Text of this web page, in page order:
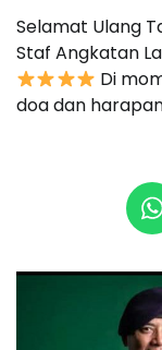
Selamat Ulang
Staf Angkatan
Di
doa dan